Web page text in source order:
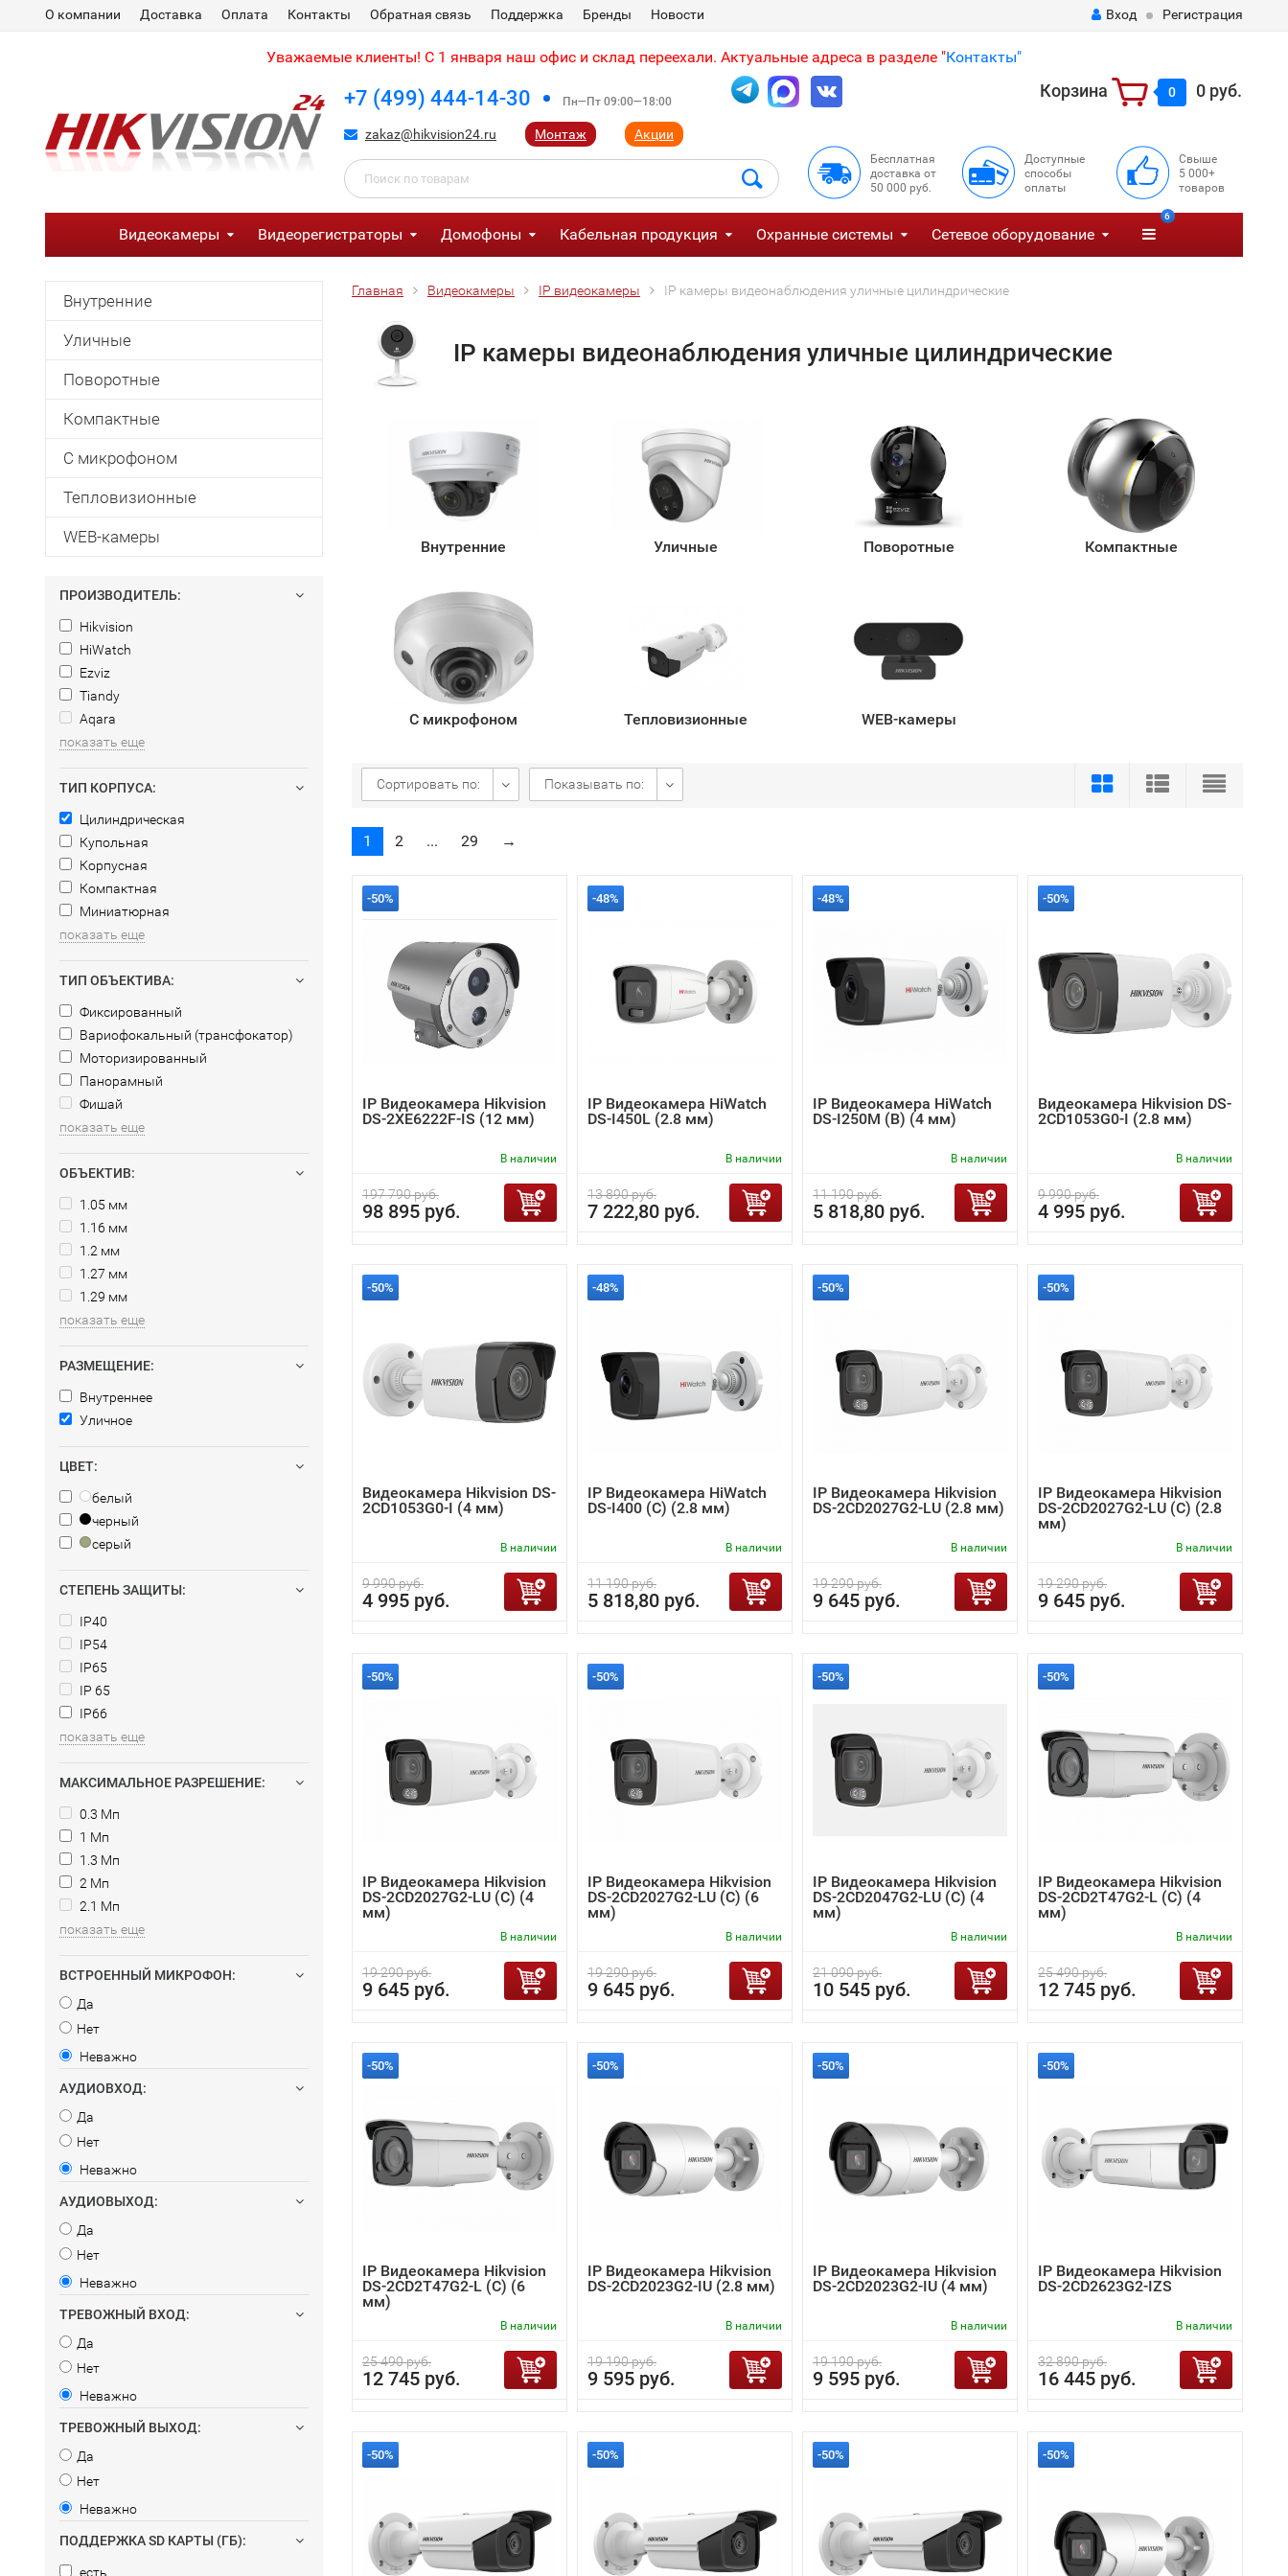
О компании Доставка Оплата Контакты Обратная связь Поддержка Бренды Новости Вход Регистрация
Уважаемые клиенты! С 1 января наш офис и склад переехали. Актуальные адреса в разделе "Контакты"
+7 (499) 444-14-30 Пн—Пт 09:00—18:00
zakaz@hikvision24.ru Монтаж Акции
Корзина 0 0 руб.
Бесплатная
доставка от
50 000 руб.
Доступные
способы
оплаты
Свыше
5 000+
товаров
Видеокамеры Видеорегистраторы Домофоны Кабельная продукция Охранные системы Сетевое оборудование
6
Внутренние
Уличные
Поворотные
Компактные
С микрофоном
Тепловизионные
WEB-камеры
ПРОИЗВОДИТЕЛЬ:
Hikvision
HiWatch
Ezviz
Tiandy
Aqara
показать еще
ТИП КОРПУСА:
Цилиндрическая
Купольная
Корпусная
Компактная
Миниатюрная
показать еще
ТИП ОБЪЕКТИВА:
Фиксированный
Вариофокальный (трансфокатор)
Моторизированный
Панорамный
Фишай
показать еще
ОБЪЕКТИВ:
1.05 мм
1.16 мм
1.2 мм
1.27 мм
1.29 мм
показать еще
РАЗМЕЩЕНИЕ:
Внутреннее
Уличное
ЦВЕТ:
белый
черный
серый
СТЕПЕНЬ ЗАЩИТЫ:
IP40
IP54
IP65
IP 65
IP66
показать еще
МАКСИМАЛЬНОЕ РАЗРЕШЕНИЕ:
0.3 Мп
1 Мп
1.3 Мп
2 Мп
2.1 Мп
показать еще
ВСТРОЕННЫЙ МИКРОФОН:
Да
Нет
Неважно
АУДИОВХОД:
Да
Нет
Неважно
АУДИОВЫХОД:
Да
Нет
Неважно
ТРЕВОЖНЫЙ ВХОД:
Да
Нет
Неважно
ТРЕВОЖНЫЙ ВЫХОД:
Да
Нет
Неважно
ПОДДЕРЖКА SD КАРТЫ (ГБ):
есть
Главная Видеокамеры IP видеокамеры IP камеры видеонаблюдения уличные цилиндрические
IP камеры видеонаблюдения уличные цилиндрические
Внутренние Уличные Поворотные Компактные
С микрофоном Тепловизионные WEB-камеры
Сортировать по: Показывать по:
1 2 ... 29 →
-50%
IP Видеокамера Hikvision
DS-2XE6222F-IS (12 мм)
В наличии
197 790 руб.
98 895 руб.
-48%
IP Видеокамера HiWatch
DS-I450L (2.8 мм)
В наличии
13 890 руб.
7 222,80 руб.
-48%
IP Видеокамера HiWatch
DS-I250M (B) (4 мм)
В наличии
11 190 руб.
5 818,80 руб.
-50%
Видеокамера Hikvision DS-
2CD1053G0-I (2.8 мм)
В наличии
9 990 руб.
4 995 руб.
-50%
Видеокамера Hikvision DS-
2CD1053G0-I (4 мм)
В наличии
9 990 руб.
4 995 руб.
-48%
IP Видеокамера HiWatch
DS-I400 (С) (2.8 мм)
В наличии
11 190 руб.
5 818,80 руб.
-50%
IP Видеокамера Hikvision
DS-2CD2027G2-LU (2.8 мм)
В наличии
19 290 руб.
9 645 руб.
-50%
IP Видеокамера Hikvision
DS-2CD2027G2-LU (C) (2.8
мм)
В наличии
19 290 руб.
9 645 руб.
-50%
IP Видеокамера Hikvision
DS-2CD2027G2-LU (C) (4
мм)
В наличии
19 290 руб.
9 645 руб.
-50%
IP Видеокамера Hikvision
DS-2CD2027G2-LU (C) (6
мм)
В наличии
19 290 руб.
9 645 руб.
-50%
IP Видеокамера Hikvision
DS-2CD2047G2-LU (C) (4
мм)
В наличии
21 090 руб.
10 545 руб.
-50%
IP Видеокамера Hikvision
DS-2CD2T47G2-L (C) (4
мм)
В наличии
25 490 руб.
12 745 руб.
-50%
IP Видеокамера Hikvision
DS-2CD2T47G2-L (C) (6
мм)
В наличии
25 490 руб.
12 745 руб.
-50%
IP Видеокамера Hikvision
DS-2CD2023G2-IU (2.8 мм)
В наличии
19 190 руб.
9 595 руб.
-50%
IP Видеокамера Hikvision
DS-2CD2023G2-IU (4 мм)
В наличии
19 190 руб.
9 595 руб.
-50%
IP Видеокамера Hikvision
DS-2CD2623G2-IZS
В наличии
32 890 руб.
16 445 руб.
-50% -50% -50% -50%